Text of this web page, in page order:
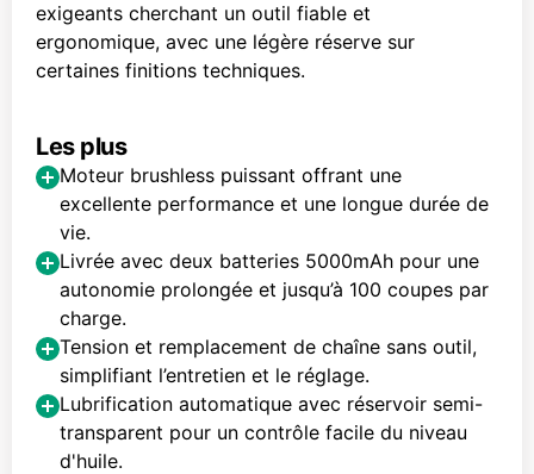
exigeants cherchant un outil fiable et
ergonomique, avec une légère réserve sur
certaines finitions techniques.
Les plus
Moteur brushless puissant offrant une
excellente performance et une longue durée de
vie.
Livrée avec deux batteries 5000mAh pour une
autonomie prolongée et jusqu’à 100 coupes par
charge.
Tension et remplacement de chaîne sans outil,
simplifiant l’entretien et le réglage.
Lubrification automatique avec réservoir semi-
transparent pour un contrôle facile du niveau
d'huile.